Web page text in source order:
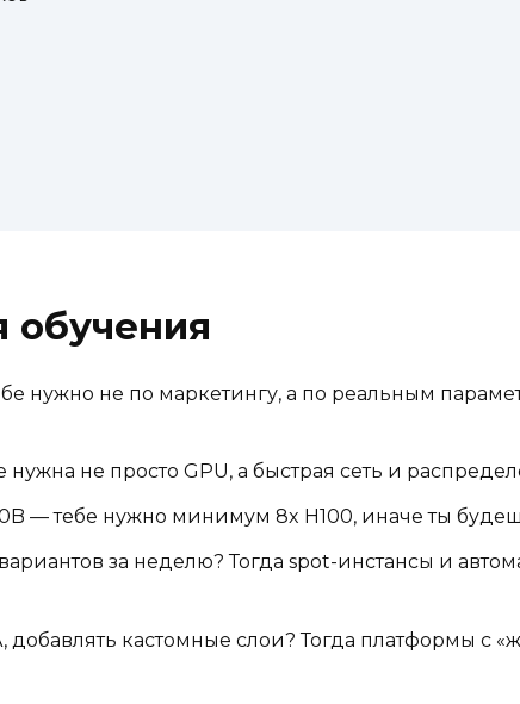
обучения
нужно не по маркетингу, а по реальным
нужна не просто GPU, а быстрая сеть и
— тебе нужно минимум 8x H100, иначе ты
за неделю? Тогда spot-инстансы и
кастомные слои? Тогда платформы с